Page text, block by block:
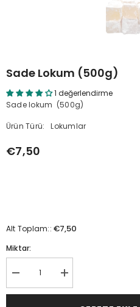
Sade Lokum (500g)
1 değerlendirme
Sade lokum (500g)
Ürün Türü: Lokumlar
€7,50
Alt Toplam::€7,50
Miktar:
lokum
(500g)
Sade
lokum
(500g)